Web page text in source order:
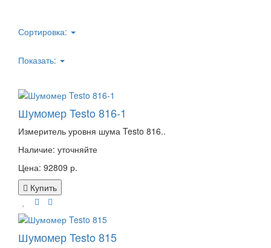
Сортировка:
Показать:
Шумомер Testo 816-1
Измеритель уровня шума Testo 816..
Наличие: уточняйте
Цена: 92809 р.
Купить
Шумомер Testo 815